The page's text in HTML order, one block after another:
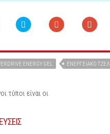
ENERGY GEL ΕΝΕΡΓΕΙΑΚΌ ΤΖΕΛ
τύποι είναι οι